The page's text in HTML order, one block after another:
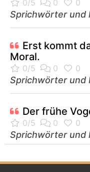
Sprichwörter und
Erst kommt
Moral.
Sprichwörter und
Der frühe
Sprichwörter und